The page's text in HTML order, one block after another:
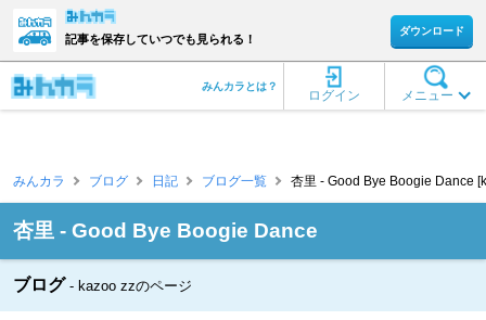
記事を保存していつでも見られる！
ダウンロード
メニュー
ログイン
みんカラとは？
みんカラ ブログ 日記 ブログ一覧 杏里 - Good Bye Boogie Dance
杏里 - Good Bye Boogie Dance
ブログ kazoo zzのページ